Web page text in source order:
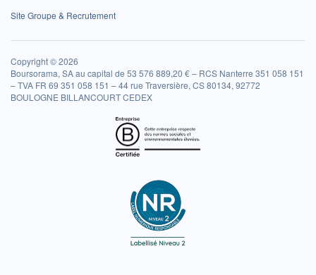
Site Groupe & Recrutement
Copyright © 2026
Boursorama, SA au capital de 53 576 889,20 € – RCS Nanterre 351 058 151
– TVA FR 69 351 058 151 – 44 rue Traversière, CS 80134, 92772
BOULOGNE BILLANCOURT CEDEX